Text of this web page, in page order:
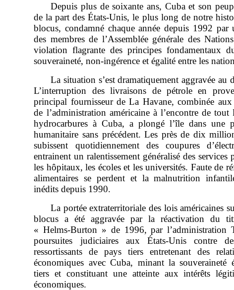
Depuis plus de soixante ans, Cuba et son
de la part des États‑Unis, le plus long de notre
blocus, condamné chaque année depuis 1992 par
des membres de l’Assemblée générale des
violation flagrante des principes fondamentaux
souveraineté, non‑ingérence et égalité entre les
La situation s’est dramatiquement aggravée au
L’interruption des livraisons de pétrole en
principal fournisseur de La Havane, combinée aux
de l’administration américaine à l’encontre de
hydrocarbures à Cuba, a plongé l’île dans une
humanitaire sans précédent. Les près de dix
subissent quotidiennement des coupures
entrainent un ralentissement généralisé des services
les hôpitaux, les écoles et les universités. Faute de
alimentaires se perdent et la malnutrition
inédits depuis 1990.
La portée extraterritoriale des lois américaines
blocus a été aggravée par la réactivation
« Helms‑Burton » de 1996, par l’administration
poursuites judiciaires aux États‑Unis contre
ressortissants de pays tiers entretenant des
économiques avec Cuba, minant la souveraineté
tiers et constituant une atteinte aux intérêts
économiques.